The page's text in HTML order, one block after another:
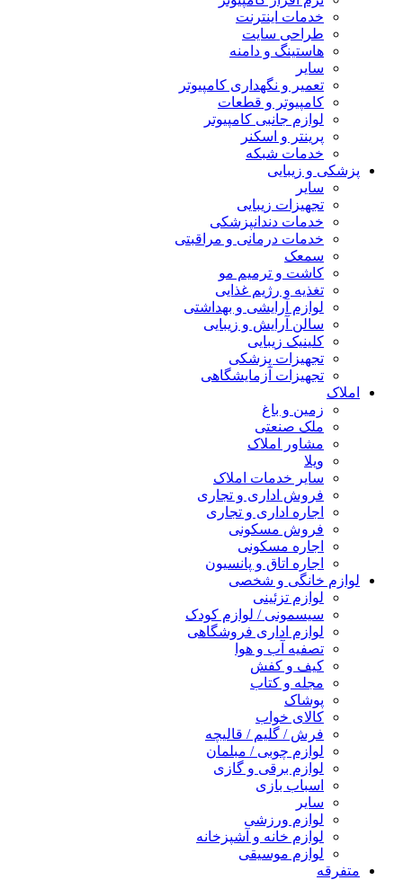
خدمات اینترنت
طراحی سایت
هاستینگ و دامنه
سایر
تعمیر و نگهداری کامپیوتر
کامپیوتر و قطعات
لوازم جانبی کامپیوتر
پرینتر و اسکنر
خدمات شبکه
پزشکی و زیبایی
سایر
تجهیزات زیبایی
خدمات دندانپزشکی
خدمات درمانی و مراقبتی
سمعک
کاشت و ترمیم مو
تغذیه و رژیم غذایی
لوازم آرایشی و بهداشتی
سالن آرایش و زیبایی
کلینیک زیبایی
تجهیزات پزشکی
تجهیزات آزمایشگاهی
املاک
زمین و باغ
ملک صنعتی
مشاور املاک
ویلا
سایر خدمات املاک
فروش اداری و تجاری
اجاره اداری و تجاری
فروش مسکونی
اجاره مسکونی
اجاره اتاق و پانسیون
لوازم خانگی و شخصی
لوازم تزئینی
سیسمونی / لوازم کودک
لوازم اداری فروشگاهی
تصفیه آب و هوا
کیف و کفش
مجله و کتاب
پوشاک
کالای خواب
فرش / گلیم / قالیچه
لوازم چوبی / مبلمان
لوازم برقی و گازی
اسباب بازی
سایر
لوازم ورزشی
لوازم خانه و آشپزخانه
لوازم موسیقی
متفرقه